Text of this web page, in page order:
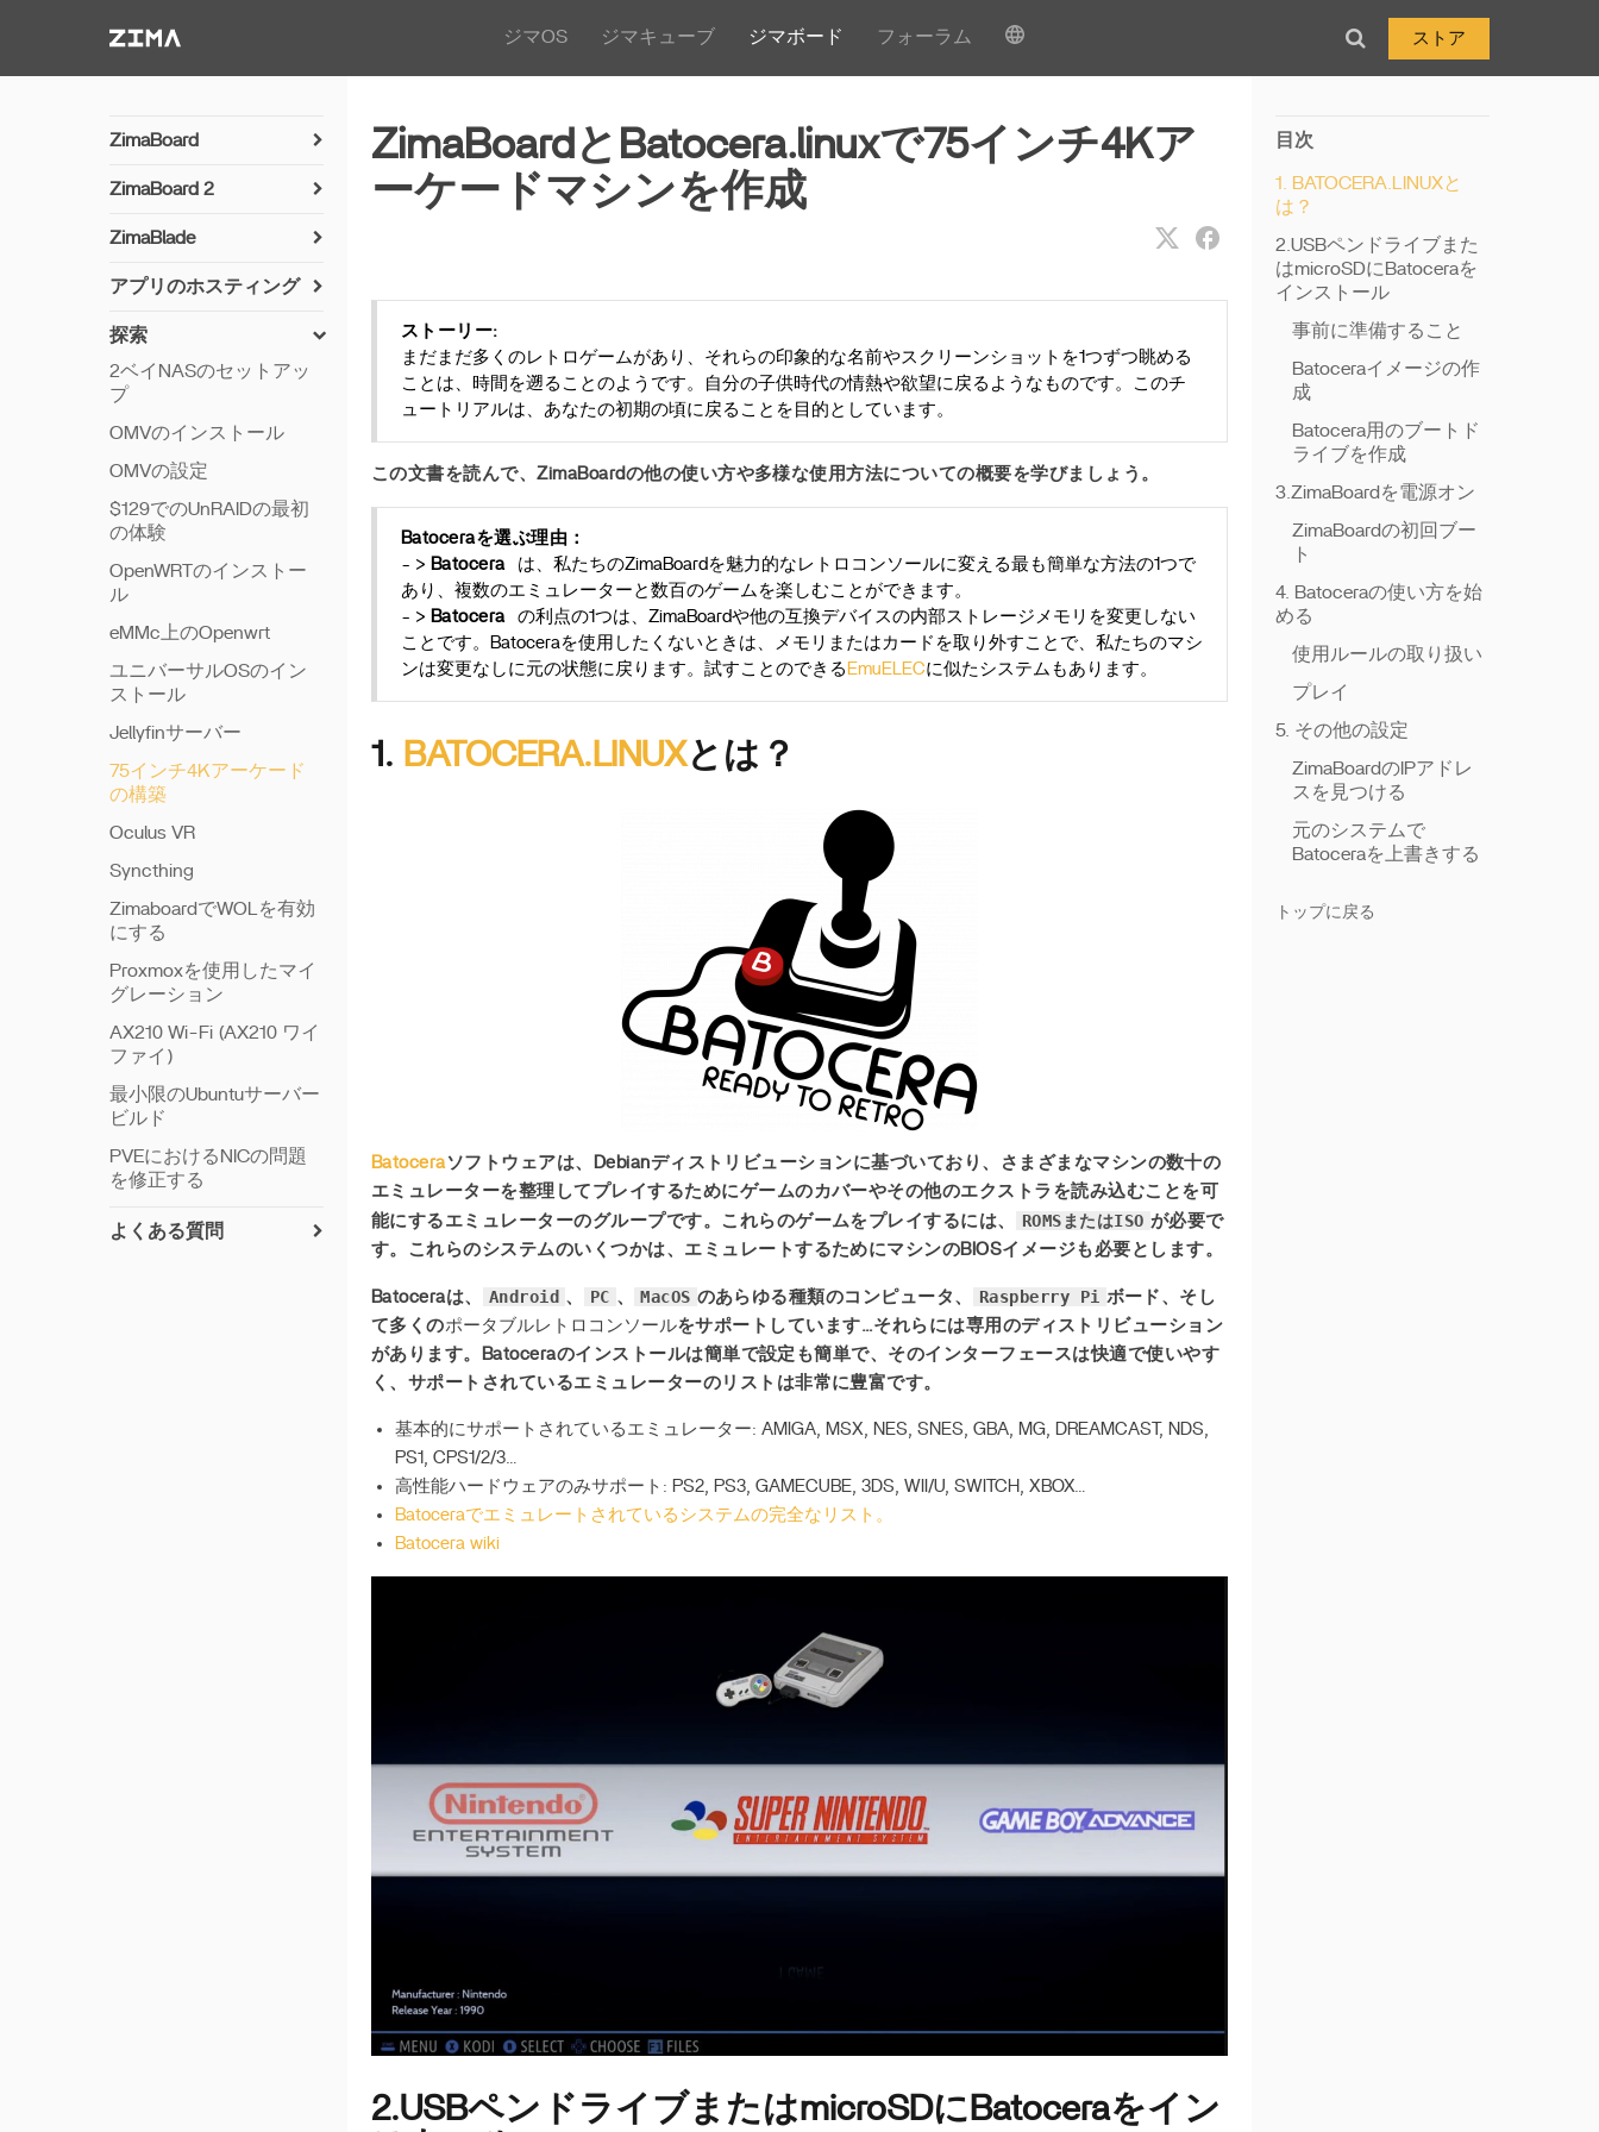
ジマOS ジマキューブ ジマボード フォーラム ストア
ZimaBoardとBatocera.linuxで75インチ4Kア
ーケードマシンを作成
ストーリー:
まだまだ多くのレトロゲームがあり、それらの印象的な名前やスクリーンショットを1つずつ眺める
ことは、時間を遡ることのようです。自分の子供時代の情熱や欲望に戻るようなものです。このチ
ュートリアルは、あなたの初期の頃に戻ることを目的としています。
この文書を読んで、ZimaBoardの他の使い方や多様な使用方法についての概要を学びましょう。
Batoceraを選ぶ理由：
- > Batocera
は、私たちのZimaBoardを魅力的なレトロコンソールに変える最も簡単な方法の1つで
あり、複数のエミュレーターと数百のゲームを楽しむことができます。
- > Batocera
の利点の1つは、ZimaBoardや他の互換デバイスの内部ストレージメモリを変更しない
ことです。Batoceraを使用したくないときは、メモリまたはカードを取り外すことで、私たちのマシ
ンは変更なしに元の状態に戻ります。試すことのできる EmuELECに似たシステムもあります。
1. BATOCERA.LINUXとは？
Batocera ソフトウェアは、Debianディストリビューションに基づいており、さまざまなマシンの数十の
エミュレーターを整理してプレイするためにゲームのカバーやその他のエクストラを読み込むことを可
能にするエミュレーターのグループです。これらのゲームをプレイするには、
ROMSまたはISO が必要で
す。これらのシステムのいくつかは、エミュレートするためにマシンのBIOSイメージも必要とします。
Batoceraは、 Android 、 PC 、 MacOS のあらゆる種類のコンピュータ、 Raspberry Pi ボード、そし
て多くのポータブルレトロコンソールをサポートしています…それらには専用のディストリビューション
があります。Batoceraのインストールは簡単で設定も簡単で、そのインターフェースは快適で使いやす
く、サポートされているエミュレーターのリストは非常に豊富です。
基本的にサポートされているエミュレーター: AMIGA, MSX, NES, SNES, GBA, MG, DREAMCAST, NDS,
PS1, CPS1/2/3…
高性能ハードウェアのみサポート: PS2, PS3, GAMECUBE, 3DS, WII/U, SWITCH, XBOX…
Batoceraでエミュレートされているシステムの完全なリスト。
Batocera wiki
2.USBペンドライブまたはmicroSDにBatoceraをイン
目次
1. BATOCERA.LINUXと
は？
2.USBペンドライブまた
はmicroSDにBatoceraを
インストール
事前に準備すること
Batoceraイメージの作
成
Batocera用のブートド
ライブを作成
3.ZimaBoardを電源オン
ZimaBoardの初回ブー
ト
4. Batoceraの使い方を始
める
使用ルールの取り扱い
プレイ
5. その他の設定
ZimaBoardのIPアドレ
スを見つける
元のシステムで
Batoceraを上書きする
トップに戻る
ZimaBoard
ZimaBoard 2
OpenWrtのインストール
Instalación de Arch Linux
ZimaBlade
電源オン
アプリのホスティング
MineCraftサーバーアプリ
探索
2ベイNASのセットアッ
プ
OMVのインストール
OMVの設定
$129でのUnRAIDの最初
の体験
OpenWRTのインストー
ル
eMMc上のOpenwrt
ユニバーサルOSのイン
ストール
Jellyfinサーバー
75インチ4Kアーケード
の構築
Oculus VR
Syncthing
ZimaboardでWOLを有効
にする
Proxmoxを使用したマイ
グレーション
AX210 Wi-Fi (AX210 ワイ
ファイ)
最小限のUbuntuサーバー
ビルド
PVEにおけるNICの問題
を修正する
よくある質問